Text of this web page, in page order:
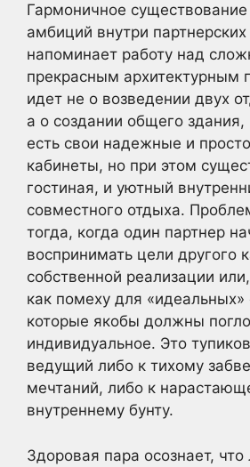
Гармоничное
амбиций внутри
напоминает работу над
прекрасным архитектурным
идет не о возведении двух
а о создании общего здания,
есть свои надежные и
кабинеты, но при этом
гостиная, и уютный
совместного отдыха.
тогда, когда один партнер
воспринимать цели другого
собственной реализации
как помеху для
которые якобы должны
индивидуальное. Это
ведущий либо к тихому
мечтаний, либо к
внутреннему бунту.
Здоровая пара осознает,